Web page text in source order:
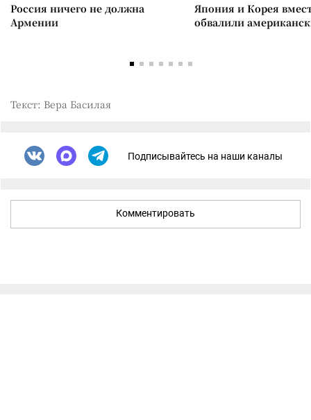
Россия ничего не должна
Армении
Япония и Корея
обвалили
Текст: Вера Басилая
Подписывайтесь на наши каналы
Комментировать